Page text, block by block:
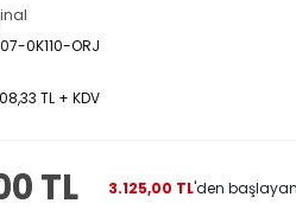
0K110-ORJ
TL + KDV
TL 3.125,00 TL'den